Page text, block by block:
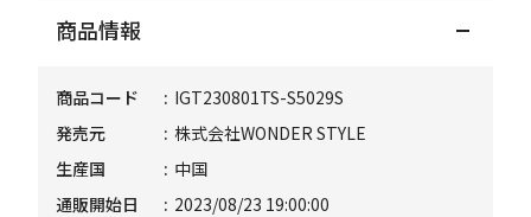
商品情報
商品コード
IGT230801TS-S5029S
発売元
株式会社WONDER STYLE
生産国
中国
通販開始日
2023/08/23 19:00:00